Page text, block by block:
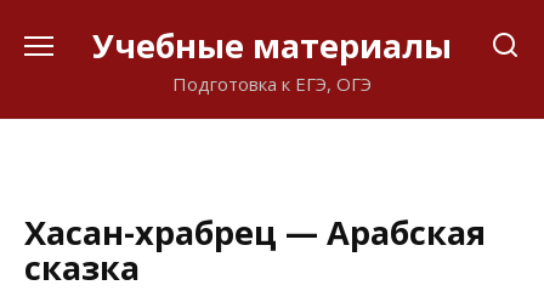
Учебные материалы
Подготовка к ЕГЭ, ОГЭ
Хасан-храбрец — Арабская
сказка